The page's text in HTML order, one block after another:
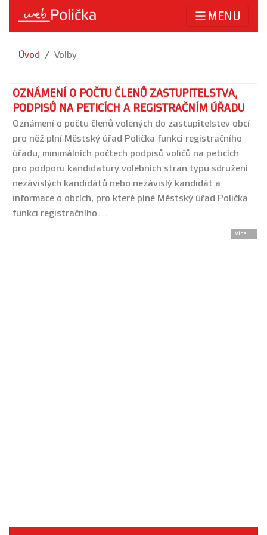
MENU
Úvod Volby
OZNÁMENÍ O POČTU ČLENŮ ZASTUPITELSTVA,
PODPISŮ NA PETICÍCH A REGISTRAČNÍM ÚŘADU
Oznámení o počtu členů volených do zastupitelstev obcí
pro něž plní Městský úřad Polička funkci registračního
úřadu, minimálních počtech podpisů voličů na peticích
pro podporu kandidatury volebních stran typu sdružení
nezávislých kandidátů nebo nezávislý kandidát a
informace o obcích, pro které plné Městský úřad Polička
funkci registračního…
Více...